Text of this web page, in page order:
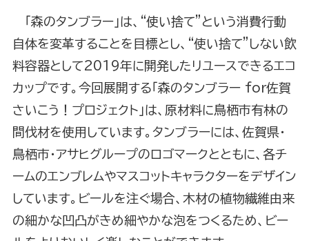
「森のタンブラー」は、“使い捨て”という消費行動
自体を変革することを目標とし、“使い捨て”しない飲
料容器として2019年に開発したリユースできるエコ
カップです。今回展開する「森のタンブラー for佐賀
さいこう！プロジェクト」は、原材料に鳥栖市有林の
間伐材を使用しています。タンブラーには、佐賀県・
鳥栖市・アサヒグループのロゴマークとともに、各チ
ームのエンブレムやマスコットキャラクターをデザイン
しています。ビールを注ぐ場合、木材の植物繊維由来
の細かな凹凸がきめ細やかな泡をつくるため、ビー